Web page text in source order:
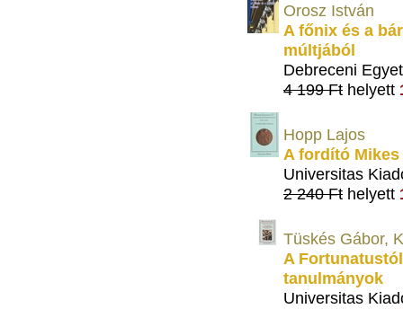
Orosz István
A főnix és a
múltjából
Debreceni
4 199 Ft helyett
Hopp Lajos
A fordító
Universitas
2 240 Ft helyett
Tüskés Gábor,
A
tanulmányok
Universitas